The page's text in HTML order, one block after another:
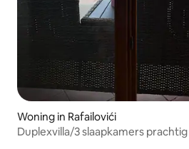
Woning in Rafailovići
Duplexvilla/3 slaapkamers